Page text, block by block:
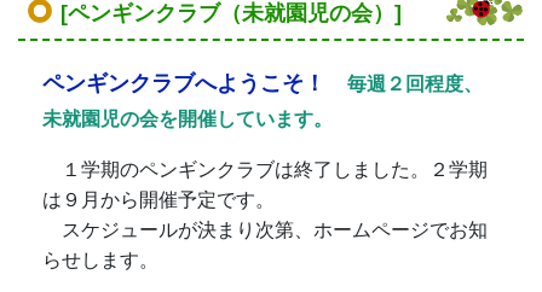
[ペンギンクラブ（未就園児の会）]
ペンギンクラブへようこそ！
毎週２回程度、
未就園児の会を開催しています。
１学期のペンギンクラブは終了しました。２学期
は９月から開催予定です。
スケジュールが決まり次第、ホームページでお知
らせします。